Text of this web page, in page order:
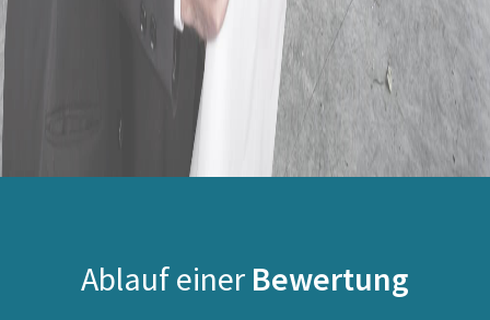
Ablauf einer Bewertung